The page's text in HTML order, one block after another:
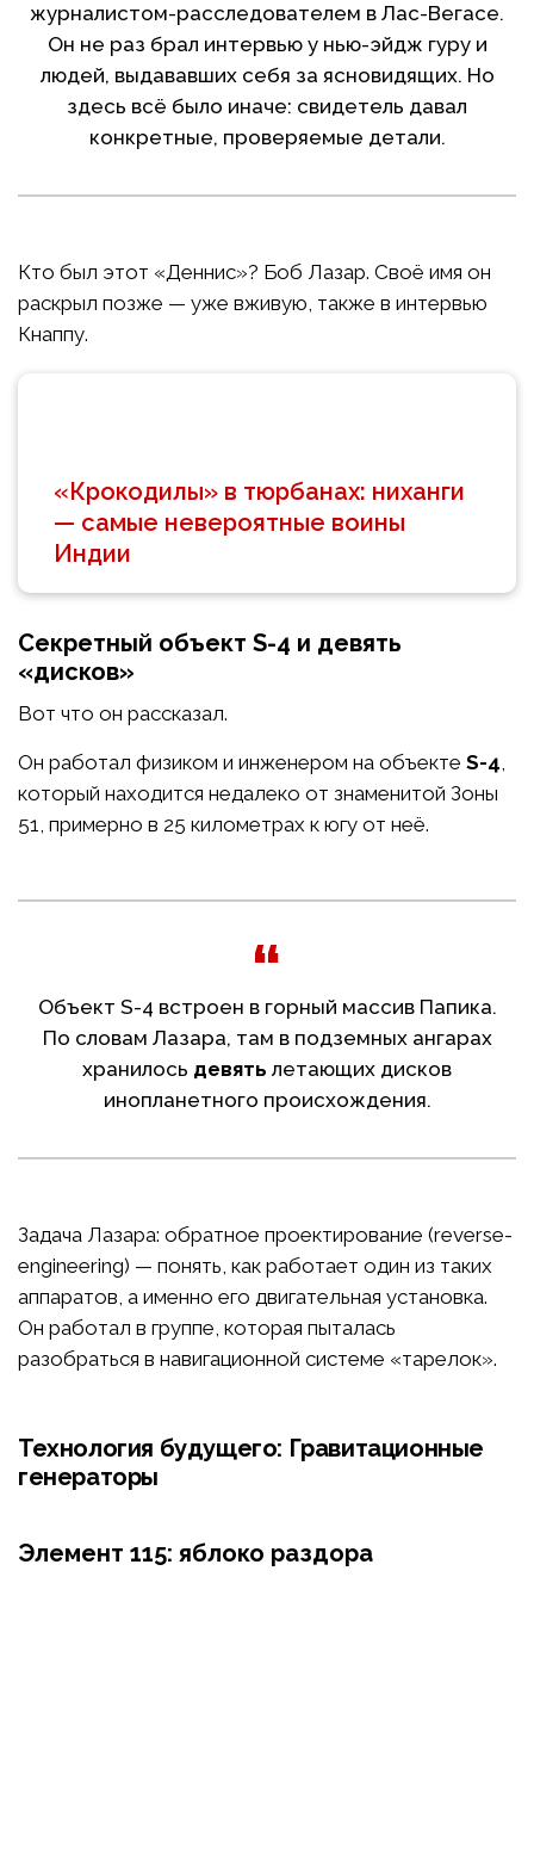
журналистом-расследователем в Лас-Вегасе.
Он не раз брал интервью у нью-эйдж гуру и
людей, выдававших себя за ясновидящих. Но
здесь всё было иначе: свидетель давал
конкретные, проверяемые детали.
Кто был этот «Деннис»? Боб Лазар. Своё имя он
раскрыл позже — уже вживую, также в интервью
Кнаппу.
«Крокодилы» в тюрбанах: ниханги
— самые невероятные воины
Индии
Секретный объект S-4 и девять
«дисков»
Вот что он рассказал.
Он работал физиком и инженером на объекте S-4
который находится недалеко от знаменитой Зоны
51, примерно в 25 километрах к югу от неё.
Объект S-4 встроен в горный массив Папика.
По словам Лазара, там в подземных ангарах
хранилось девять летающих дисков
инопланетного происхождения.
Задача Лазара: обратное проектирование (reverse-
engineering) — понять, как работает один из таких
аппаратов, а именно его двигательная установка.
Он работал в группе, которая пыталась
разобраться в навигационной системе «тарелок».
Технология будущего: Гравитационные
генераторы
Элемент 115: яблоко раздора